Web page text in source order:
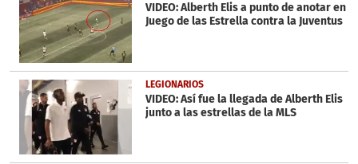
VIDEO: Alberth Elis a punto de anotar en
Juego de las Estrella contra la Juventus
LEGIONARIOS
VIDEO: Así fue la llegada de Alberth Elis
junto a las estrellas de la MLS